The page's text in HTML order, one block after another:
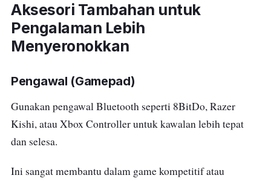
Aksesori Tambahan untuk
Pengalaman Lebih
Menyeronokkan
Pengawal (Gamepad)
Gunakan pengawal Bluetooth seperti 8BitDo, Razer
Kishi, atau Xbox Controller untuk kawalan lebih tepat
dan selesa.
Ini sangat membantu dalam game kompetitif atau